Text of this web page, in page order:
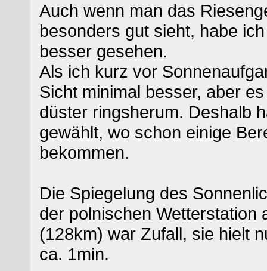
Auch wenn man das
besonders gut sieht, habe
besser gesehen.
Als ich kurz vor
Sicht minimal besser, aber
düster ringsherum. Deshalb
gewählt, wo schon einige
bekommen.
Die Spiegelung des
der polnischen Wetterstation
(128km) war Zufall, sie hielt
ca. 1min.